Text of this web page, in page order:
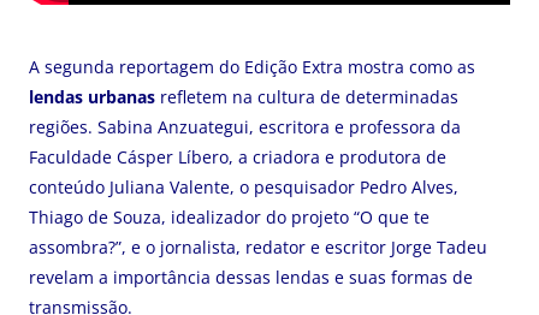
A segunda reportagem do Edição Extra mostra como as
lendas urbanas refletem na cultura de determinadas
regiões. Sabina Anzuategui, escritora e professora da
Faculdade Cásper Líbero, a criadora e produtora de
conteúdo Juliana Valente, o pesquisador Pedro Alves,
Thiago de Souza, idealizador do projeto “O que te
assombra?”, e o jornalista, redator e escritor Jorge Tadeu
revelam a importância dessas lendas e suas formas de
transmissão.